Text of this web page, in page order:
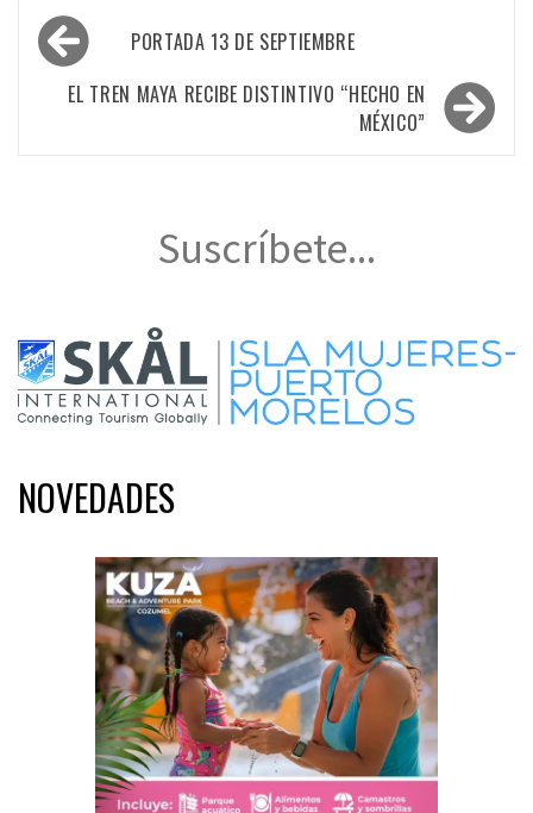
Navegación
de
entradas
PORTADA 13 DE SEPTIEMBRE
EL TREN MAYA RECIBE DISTINTIVO “HECHO EN
MÉXICO”
Suscríbete...
NOVEDADES